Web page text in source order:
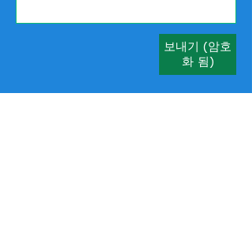
보내기 (암호
화 됨)